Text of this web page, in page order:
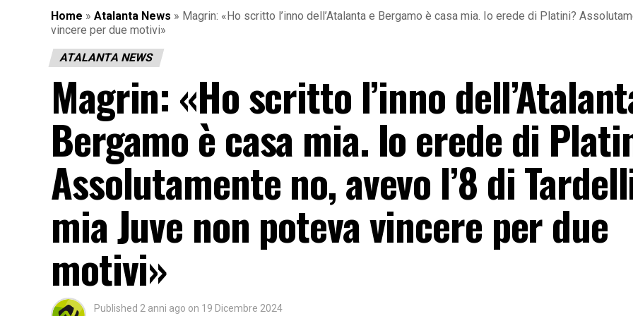
Home » Atalanta News » Magrin: «Ho scritto l’inno dell’Atalanta e Bergamo è casa mia. Io erede di Platini?
vincere per due motivi»
ATALANTA NEWS
Magrin: «Ho scritto l’inno
Bergamo è casa mia. Io erede di
Assolutamente no, avevo l’8 di
mia Juve non poteva vincere per due
motivi»
Published 2 anni ago on 19 Dicembre 2024